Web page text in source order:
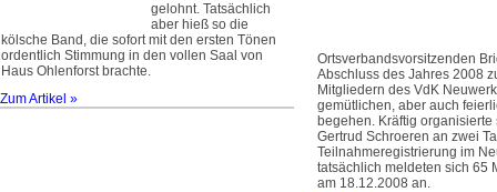
gelohnt. Tatsächlich
aber hieß so die
kölsche Band, die sofort mit den ersten Tönen
ordentlich Stimmung in den vollen Saal von
Haus Ohlenforst brachte.
Zum Artikel »
Ortsverbandsvorsitzenden
Abschluss des Jahres 2008
Mitgliedern des VdK
gemütlichen, aber auch
begehen. Kräftig
Gertrud Schroeren an zwei
Teilnahmeregistrierung im
tatsächlich meldeten sich 65
am 18.12.2008 an.